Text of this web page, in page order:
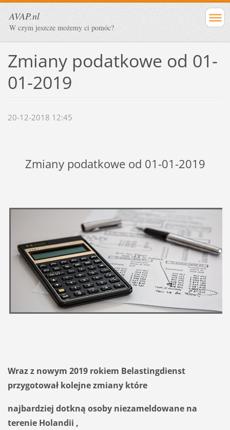
AVAP.nl
W czym jeszcze możemy ci pomóc?
Zmiany podatkowe od 01-
01-2019
20-12-2018 12:45
Zmiany podatkowe od 01-01-2019
Wraz z nowym 2019 rokiem Belastingdienst
przygotował kolejne zmiany które
najbardziej dotkną osoby niezameldowane na
terenie Holandii ,